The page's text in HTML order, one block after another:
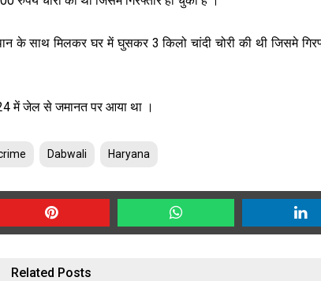
के साथ मिलकर घर में घुसकर 3 किलो चांदी चोरी की थी जिसमे
में जेल से जमानत पर आया था ।
Dabwali Haryana
Related Posts